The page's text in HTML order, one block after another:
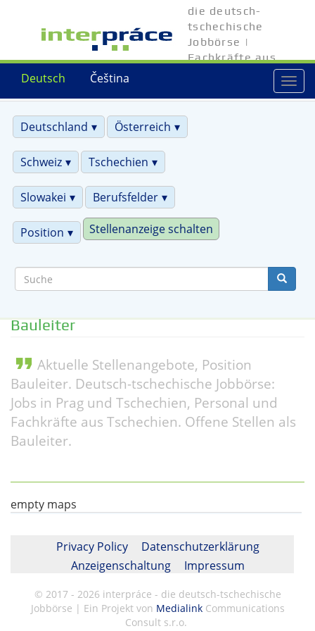
Čeština
Deutsch
die deutsch-
tschechische
Jobbörse |
Fachkräfte aus
Tschechien
Deutschland
Österreich
Schweiz Tschechien
Slowakei Berufsfelder
Position Stellenanzeige schalten
Bauleiter
format_quote Aktuelle Stellenangebote, Position
Bauleiter. Deutsch-tschechische Jobbörse:
Jobs in Prag und Tschechien, Personal und
Fachkräfte aus Tschechien. Offene Stellen als
Bauleiter.
empty maps
Privacy Policy
Datenschutzerklärung
Anzeigenschaltung
Impressum
© 2017 - 2026 interpráce - die deutsch-tschechische
Jobbörse | Ein Projekt von MedialinkCommunications
Consult s.r.o.